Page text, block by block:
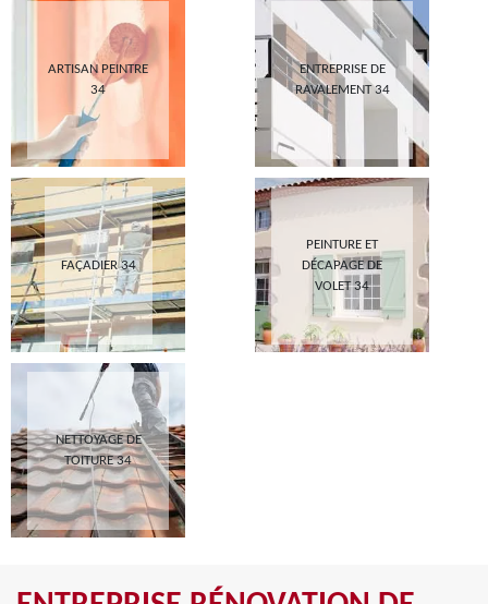
ARTISAN PEINTRE
34
ENTREPRISE DE
RAVALEMENT 34
FAÇADIER 34
PEINTURE ET
DÉCAPAGE DE
VOLET 34
NETTOYAGE DE
TOITURE 34